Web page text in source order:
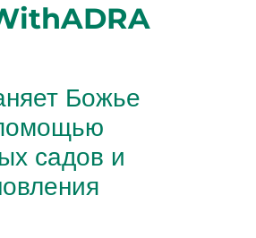
Божье
садов и